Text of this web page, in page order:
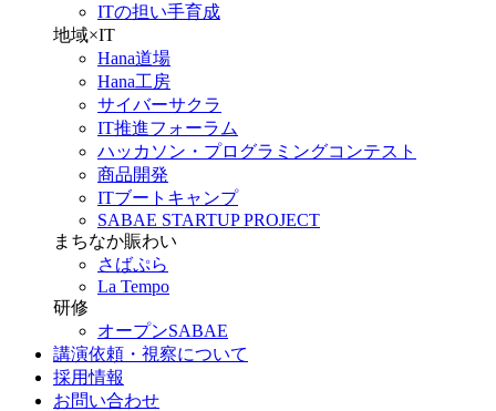
ITの担い手育成
地域×IT
Hana道場
Hana工房
サイバーサクラ
IT推進フォーラム
ハッカソン・プログラミングコンテスト
商品開発
ITブートキャンプ
SABAE STARTUP PROJECT
まちなか賑わい
さばぷら
La Tempo
研修
オープンSABAE
講演依頼・視察について
採用情報
お問い合わせ